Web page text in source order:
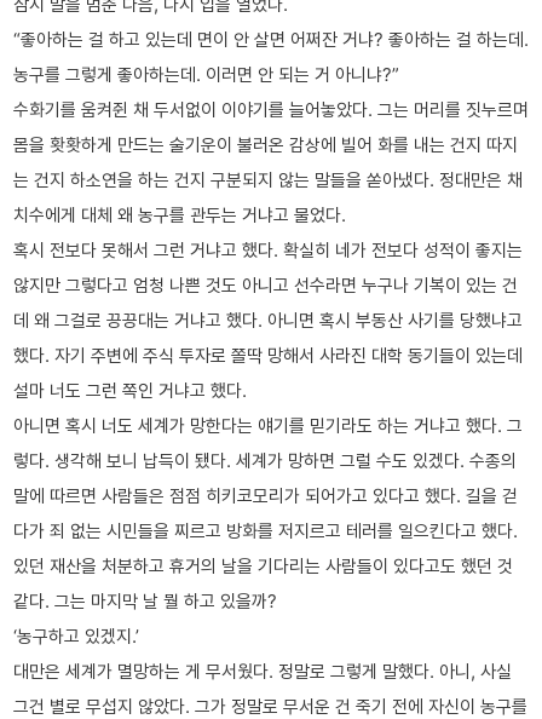
잠시 말을 멈춘 다음, 다시 입을 열었다.
“좋아하는 걸 하고 있는데 면이 안 살면 어쩌잔 거냐? 좋아하는 걸 하는데.
농구를 그렇게 좋아하는데. 이러면 안 되는 거 아니냐?”
수화기를 움켜쥔 채 두서없이 이야기를 늘어놓았다. 그는 머리를 짓누르며
몸을 홧홧하게 만드는 술기운이 불러온 감상에 빌어 화를 내는 건지 따지
는 건지 하소연을 하는 건지 구분되지 않는 말들을 쏟아냈다. 정대만은 채
치수에게 대체 왜 농구를 관두는 거냐고 물었다.
혹시 전보다 못해서 그런 거냐고 했다. 확실히 네가 전보다 성적이 좋지는
않지만 그렇다고 엄청 나쁜 것도 아니고 선수라면 누구나 기복이 있는 건
데 왜 그걸로 끙끙대는 거냐고 했다. 아니면 혹시 부동산 사기를 당했냐고
했다. 자기 주변에 주식 투자로 쫄딱 망해서 사라진 대학 동기들이 있는데
설마 너도 그런 쪽인 거냐고 했다.
아니면 혹시 너도 세계가 망한다는 얘기를 믿기라도 하는 거냐고 했다. 그
렇다. 생각해 보니 납득이 됐다. 세계가 망하면 그럴 수도 있겠다. 수종의
말에 따르면 사람들은 점점 히키코모리가 되어가고 있다고 했다. 길을 걷
다가 죄 없는 시민들을 찌르고 방화를 저지르고 테러를 일으킨다고 했다.
있던 재산을 처분하고 휴거의 날을 기다리는 사람들이 있다고도 했던 것
같다. 그는 마지막 날 뭘 하고 있을까?
‘농구하고 있겠지.’
대만은 세계가 멸망하는 게 무서웠다. 정말로 그렇게 말했다. 아니, 사실
그건 별로 무섭지 않았다. 그가 정말로 무서운 건 죽기 전에 자신이 농구를